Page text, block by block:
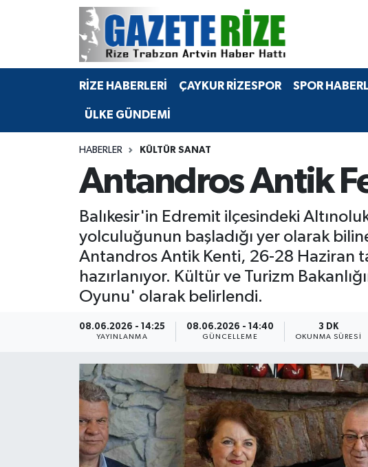
RİZE HABERLERİ ÇAYKUR RİZESPOR SPOR
ÜLKE GÜNDEMİ
HABERLER KÜLTÜR SANAT
Antandros Antik
Balıkesir'in Edremit ilçesindeki
yolculuğunun başladığı yer olarak
Antandros Antik Kenti, 26-28 Haziran
hazırlanıyor. Kültür ve Turizm
Oyunu' olarak belirlendi.
08.06.2026 - 14:25
YAYINLANMA
08.06.2026 - 14:40
GÜNCELLEME
3 DK
OKUNMA SÜRESI
BÖLGEMİZ
Bilim Teknoloji
Advertising news
Canlı Maç
Dış Haberler
EĞİTİM
Merkez Nöbetçi Eczaneler
Merkez Hava Durumu
Merkez Trafik Yoğunluk Haritası
Tüm Manşetler
Son Dakika Haberleri
Haber Arşivi